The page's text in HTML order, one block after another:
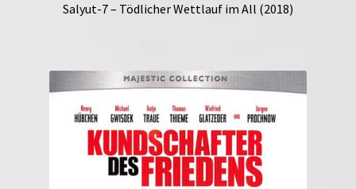
Salyut-7 – Tödlicher Wettlauf im All (2018)